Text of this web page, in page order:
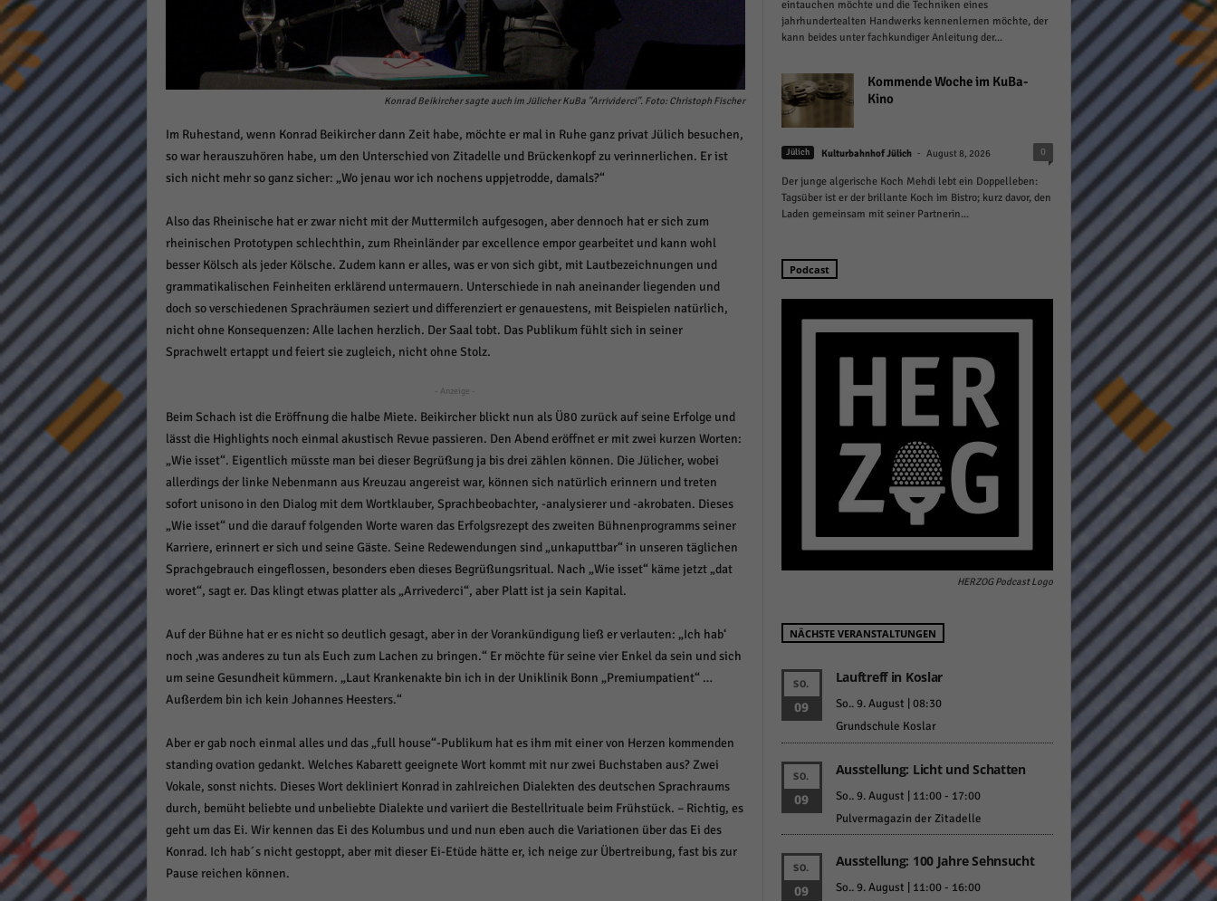
Konrad Beikircher sagte auch im Jülicher KuBa "Arrividerci". Foto: Christoph Fischer
Im Ruhestand, wenn Konrad Beikircher dann Zeit habe, möchte er mal in Ruhe ganz privat Jülich besuchen,
so war herauszuhören habe, um den Unterschied von Zitadelle und Brückenkopf zu verinnerlichen. Er ist
sich nicht mehr so ganz sicher: „Wo jenau wor ich nochens uppjetrodde, damals?“
Also das Rheinische hat er zwar nicht mit der Muttermilch aufgesogen, aber dennoch hat er sich zum
rheinischen Prototypen schlechthin, zum Rheinländer par excellence empor gearbeitet und kann wohl
besser Kölsch als jeder Kölsche. Zudem kann er alles, was er von sich gibt, mit Lautbezeichnungen und
grammatikalischen Feinheiten erklärend untermauern. Unterschiede in nah aneinander liegenden und
doch so verschiedenen Sprachräumen seziert und differenziert er genauestens, mit Beispielen natürlich,
nicht ohne Konsequenzen: Alle lachen herzlich. Der Saal tobt. Das Publikum fühlt sich in seiner
Sprachwelt ertappt und feiert sie zugleich, nicht ohne Stolz.
- Anzeige -
Beim Schach ist die Eröffnung die halbe Miete. Beikircher blickt nun als Ü80 zurück auf seine Erfolge und
lässt die Highlights noch einmal akustisch Revue passieren. Den Abend eröffnet er mit zwei kurzen Worten:
„Wie isset“. Eigentlich müsste man bei dieser Begrüßung ja bis drei zählen können. Die Jülicher, wobei
allerdings der linke Nebenmann aus Kreuzau angereist war, können sich natürlich erinnern und treten
sofort unisono in den Dialog mit dem Wortklauber, Sprachbeobachter, -analysierer und -akrobaten. Dieses
„Wie isset“ und die darauf folgenden Worte waren das Erfolgsrezept des zweiten Bühnenprogramms seiner
Karriere, erinnert er sich und seine Gäste. Seine Redewendungen sind „unkaputtbar“ in unseren täglichen
Sprachgebrauch eingeflossen, besonders eben dieses Begrüßungsritual. Nach „Wie isset“ käme jetzt „dat
woret“, sagt er. Das klingt etwas platter als „Arrivederci“, aber Platt ist ja sein Kapital.
Auf der Bühne hat er es nicht so deutlich gesagt, aber in der Vorankündigung ließ er verlauten: „Ich hab‘
noch ‚was anderes zu tun als Euch zum Lachen zu bringen.“ Er möchte für seine vier Enkel da sein und sich
um seine Gesundheit kümmern. „Laut Krankenakte bin ich in der Uniklinik Bonn „Premiumpatient“ …
Außerdem bin ich kein Johannes Heesters.“
Aber er gab noch einmal alles und das „full house“-Publikum hat es ihm mit einer von Herzen kommenden
standing ovation gedankt. Welches Kabarett geeignete Wort kommt mit nur zwei Buchstaben aus? Zwei
Vokale, sonst nichts. Dieses Wort dekliniert Konrad in zahlreichen Dialekten des deutschen Sprachraums
durch, bemüht beliebte und unbeliebte Dialekte und variiert die Bestellrituale beim Frühstück. – Richtig, es
geht um das Ei. Wir kennen das Ei des Kolumbus und und nun eben auch die Variationen über das Ei des
Konrad. Ich hab´s nicht gestoppt, aber mit dieser Ei-Etüde hätte er, ich neige zur Übertreibung, fast bis zur
Pause reichen können.
eintauchen möchte und die Techniken eines
jahrhundertealten Handwerks kennenlernen möchte, der
kann beides unter fachkundiger Anleitung der...
Kommende Woche im KuBa-
Kino
Jülich Kulturbahnhof Jülich - August 8, 2026 0
Der junge algerische Koch Mehdi lebt ein Doppelleben:
Tagsüber ist er der brillante Koch im Bistro; kurz davor, den
Laden gemeinsam mit seiner Partnerin...
Podcast
HERZOG Podcast Logo
NÄCHSTE VERANSTALTUNGEN
SO.
09
Lauftreff in Koslar
So.. 9. August | 08:30
Grundschule Koslar
SO.
09
Ausstellung: Licht und Schatten
So.. 9. August | 11:00- 17:00
Pulvermagazin der Zitadelle
SO.
09
Ausstellung: 100 Jahre Sehnsucht
So.. 9. August | 11:00- 16:00
Datenschutzeinstellungen
Essenziell (1)
Essenzielle Cookies ermöglichen grundlegende Funktionen und sind für die einwandfreie
Funktion der Website erforderlich.
Cookie-Informationen anzeigen
Statistiken (1)
Statistik Cookies erfassen Informationen anonym. Diese Informationen helfen uns zu verstehen,
wie unsere Besucher unsere Website nutzen.
Marketing (1)
Marketing-Cookies werden von Drittanbietern oder Publishern verwendet, um personalisierte
Werbung anzuzeigen. Sie tun dies, indem sie Besucher über Websites hinweg verfolgen.
Cookie-Informationen anzeigen
Externe Medien (6) Externe Medien
Inhalte von Videoplattformen und Social-Media-Plattformen werden standardmäßig blockiert.
keiner manuellen Einwilligung mehr.
Cookie-Informationen anzeigen